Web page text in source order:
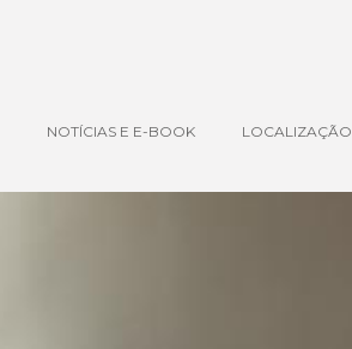
NOTÍCIAS E E-BOOK LOCALIZAÇÃO